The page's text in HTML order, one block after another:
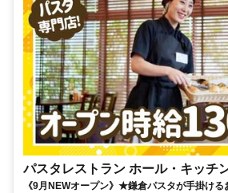
パスタレストラン ホール・キッチ
《9月NEWオープン》★鎌倉パスタが手掛け